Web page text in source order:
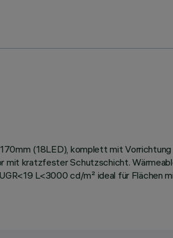
(18LED), komplett mit
kratzfester Schutzschicht.
L<3000 cd/m² ideal für Flächen